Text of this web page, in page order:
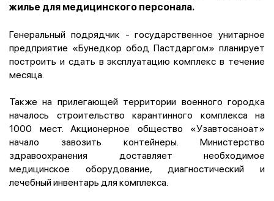
жилье для медицинского персонала.
Генеральный подрядчик - государственное унитарное
предприятие «Бунедкор обод Пастдаргом» планирует
построить и сдать в эксплуатацию комплекс в течение
месяца.
Также на прилегающей территории военного городка
началось строительство карантинного комплекса на
1000 мест. Акционерное общество «Узавтосаноат»
начало завозить контейнеры. Министерство
здравоохранения доставляет необходимое
медицинское оборудование, диагностический и
лечебный инвентарь для комплекса.